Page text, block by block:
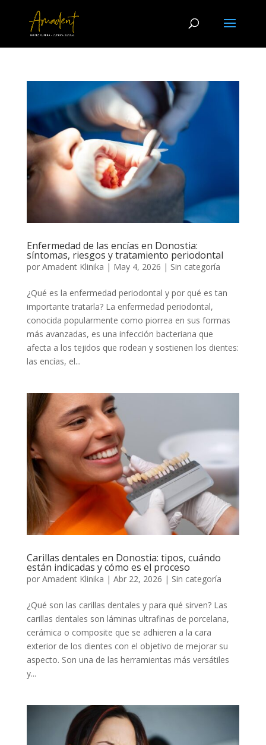
Enfermedad de las encías en Donostia:
síntomas, riesgos y tratamiento periodontal
por Amadent Klinika | May 4, 2026 | Sin categoría
¿Qué es la enfermedad periodontal y por qué es tan
importante tratarla? La enfermedad periodontal,
conocida popularmente como piorrea en sus formas
más avanzadas, es una infección bacteriana que
afecta a los tejidos que rodean y sostienen los dientes:
las encías, el...
Carillas dentales en Donostia: tipos, cuándo
están indicadas y cómo es el proceso
por Amadent Klinika | Abr 22, 2026 | Sin categoría
¿Qué son las carillas dentales y para qué sirven? Las
carillas dentales son láminas ultrafinas de porcelana,
cerámica o composite que se adhieren a la cara
exterior de los dientes con el objetivo de mejorar su
aspecto. Son una de las herramientas más versátiles
y...